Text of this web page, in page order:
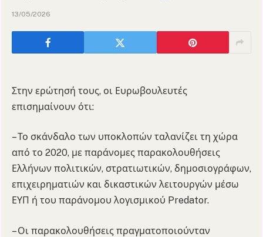
13/05/2026
Στην ερώτησή τους, οι Ευρωβουλευτές
επισημαίνουν ότι:
– Το σκάνδαλο των υποκλοπών ταλανίζει τη χώρα
από το 2020, με παράνομες παρακολουθήσεις
Ελλήνων πολιτικών, στρατιωτικών, δημοσιογράφων,
επιχειρηματιών και δικαστικών λειτουργών μέσω
ΕΥΠ ή του παράνομου λογισμικού Predator.
– Οι παρακολουθήσεις πραγματοποιούνταν